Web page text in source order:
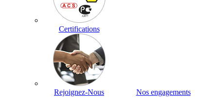
Certifications
Rejoignez-Nous
Nos engagements